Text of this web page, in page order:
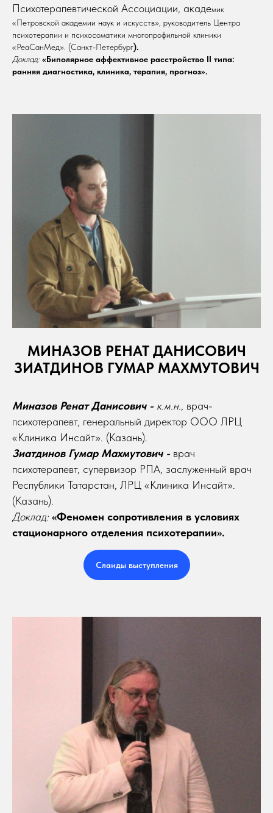
Психотерапевтической Ассоциации, академик
«Петровской академии наук и искусств», руководитель Центра
психотерапии и психосоматики многопрофильной клиники
«РеаСанМед». (Санкт-Петербург).
Доклад: «Биполярное аффективное расстройство II типа:
ранняя диагностика, клиника, терапия, прогноз».
МИНАЗОВ РЕНАТ ДАНИСОВИЧ
ЗИАТДИНОВ ГУМАР МАХМУТОВИЧ
Миназов Ренат Данисович - к.м.н., врач-
психотерапевт, генеральный директор ООО ЛРЦ
«Клиника Инсайт». (Казань).
Зиатдинов Гумар Махмутович - врач
психотерапевт, супервизор РПА, заслуженный врач
Республики Татарстан, ЛРЦ «Клиника Инсайт».
(Казань).
Доклад: «Феномен сопротивления в условиях
стационарного отделения психотерапии».
Слаиды выступления